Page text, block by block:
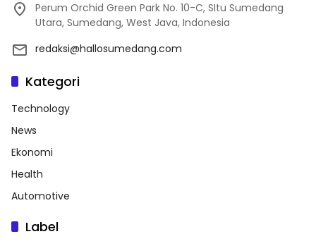
Perum Orchid Green Park No. 10-C, SItu Sumedang
Utara, Sumedang, West Java, Indonesia
redaksi@hallosumedang.com
Kategori
Technology
News
Ekonomi
Health
Automotive
Label